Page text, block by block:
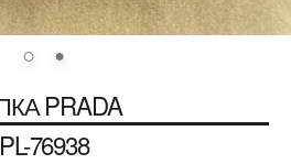
PRADA
PL-76938